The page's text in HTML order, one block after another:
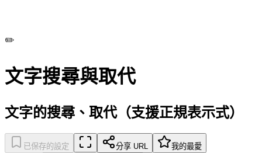
✏️
文字搜尋與取代
文字的搜尋、取代（支援正規表示式）
已保存的設定 分享 URL 我的最愛